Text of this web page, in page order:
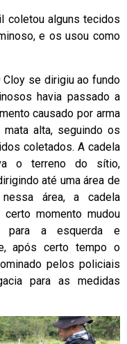
coletou alguns tecidos
e os usou como
Cloy se dirigiu ao fundo
havia passado a
causado por arma
alta, seguindo os
coletados. A cadela
o terreno do sítio,
até uma área de
área, a cadela
momento mudou
para a esquerda e
após certo tempo o
pelos policiais
para as medidas